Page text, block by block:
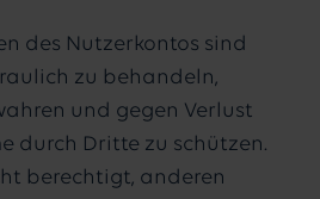
des Nutzerkontos sind
zu behandeln,
und gegen Verlust
durch Dritte zu schützen.
berechtigt, anderen